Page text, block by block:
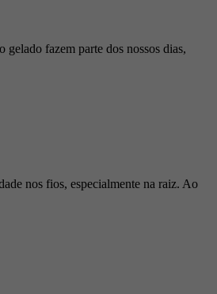
fazem parte dos nossos dias,
nos fios, especialmente na raiz. Ao